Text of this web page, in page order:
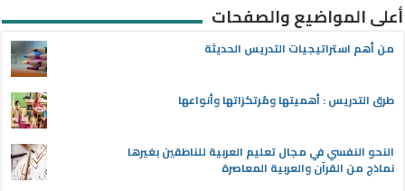
أعلى المواضيع والصفحات
من أهم استراتيجيات التدريس الحديثة
طرق التدريس : أهميتها ومُرتكزاتها وأنواعها
النحو النفسي في مجال تعليم العربية للناطقين بغيرها
نماذج من القرآن والعربية المعاصرة